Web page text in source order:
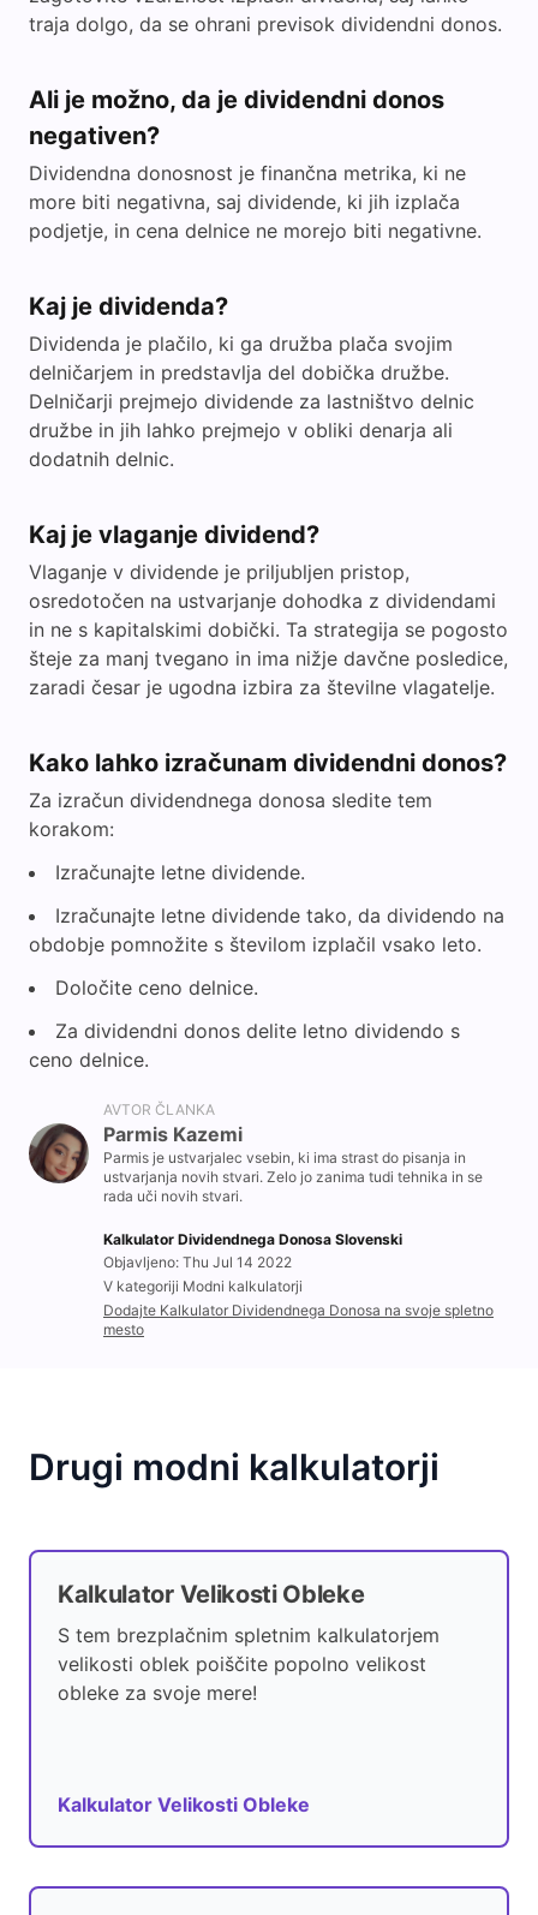
traja dolgo, da se ohrani previsok dividendni donos.
Ali je možno, da je dividendni donos
negativen?
Dividendna donosnost je finančna metrika, ki ne
more biti negativna, saj dividende, ki jih izplača
podjetje, in cena delnice ne morejo biti negativne.
Kaj je dividenda?
Dividenda je plačilo, ki ga družba plača svojim
delničarjem in predstavlja del dobička družbe.
Delničarji prejmejo dividende za lastništvo delnic
družbe in jih lahko prejmejo v obliki denarja ali
dodatnih delnic.
Kaj je vlaganje dividend?
Vlaganje v dividende je priljubljen pristop,
osredotočen na ustvarjanje dohodka z dividendami
in ne s kapitalskimi dobički. Ta strategija se pogosto
šteje za manj tvegano in ima nižje davčne posledice,
zaradi česar je ugodna izbira za številne vlagatelje.
Kako lahko izračunam dividendni donos?
Za izračun dividendnega donosa sledite tem
korakom:
Izračunajte letne dividende.
Izračunajte letne dividende tako, da dividendo na
obdobje pomnožite s številom izplačil vsako leto.
Določite ceno delnice.
Za dividendni donos delite letno dividendo s
ceno delnice.
AVTOR ČLANKA
Parmis Kazemi
Parmis je ustvarjalec vsebin, ki ima strast do pisanja in
ustvarjanja novih stvari. Zelo jo zanima tudi tehnika in se
rada uči novih stvari.
Kalkulator Dividendnega Donosa Slovenski
Objavljeno: Thu Jul 14 2022
V kategoriji Modni kalkulatorji
Dodajte Kalkulator Dividendnega Donosa na svoje spletno
mesto
Drugi modni kalkulatorji
Kalkulator Velikosti Obleke
S tem brezplačnim spletnim kalkulatorjem
velikosti oblek poiščite popolno velikost
obleke za svoje mere!
Kalkulator Velikosti Obleke